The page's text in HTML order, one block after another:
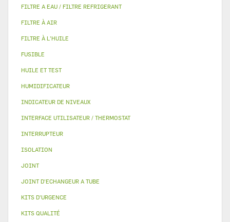
FILTRE A EAU / FILTRE REFRIGERANT
FILTRE À AIR
FILTRE À L'HUILE
FUSIBLE
HUILE ET TEST
HUMIDIFICATEUR
INDICATEUR DE NIVEAUX
INTERFACE UTILISATEUR / THERMOSTAT
INTERRUPTEUR
ISOLATION
JOINT
JOINT D'ECHANGEUR A TUBE
KITS D'URGENCE
KITS QUALITÉ